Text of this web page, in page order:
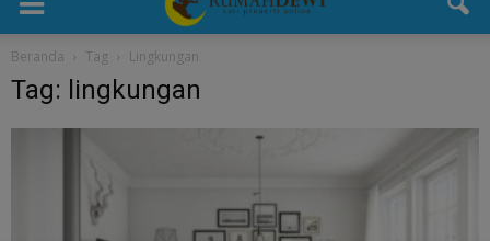
Beranda Tag Lingkungan
Tag: lingkungan